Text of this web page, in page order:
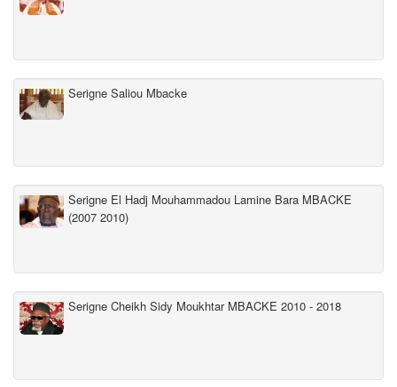
Serigne Saliou Mbacke
Serigne El Hadj Mouhammadou Lamine Bara MBACKE
(2007 2010)
Serigne Cheikh Sidy Moukhtar MBACKE 2010 - 2018